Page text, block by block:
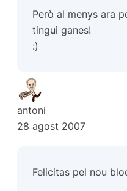
Però al menys ara
tingui ganes!
:)
antoni
28 agost 2007
Felicitas pel nou